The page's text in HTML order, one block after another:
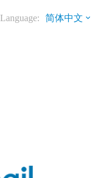
Language: 简体中文